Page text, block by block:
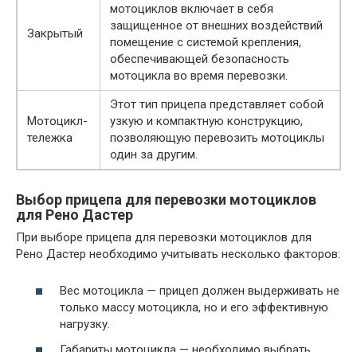
Закрытый
мотоциклов включает в себя
защищенное от внешних воздействий
помещение с системой крепления,
обеспечивающей безопасность
мотоцикла во время перевозки.
Мотоцикл-
тележка
Этот тип прицепа представляет собой
узкую и компактную конструкцию,
позволяющую перевозить мотоциклы
один за другим.
Выбор прицепа для перевозки мотоциклов
для Рено Дастер
При выборе прицепа для перевозки мотоциклов для
Рено Дастер необходимо учитывать несколько факторов:
Вес мотоцикла — прицеп должен выдерживать не
только массу мотоцикла, но и его эффективную
нагрузку.